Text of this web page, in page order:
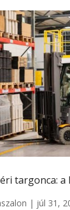
targonca:
| júl 31,